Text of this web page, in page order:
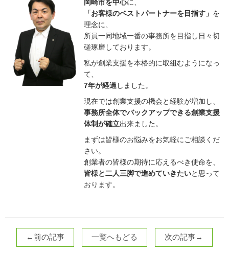
岡崎市を中心に、
「お客様のベストパートナーを目指す」 を
理念に、
所員一同地域一番の事務所を目指し日々切
磋琢磨しております。
私が創業支援を本格的に取組むようになっ
て、
7年が経過 しました。
現在では創業支援の機会と経験が増加し、
事務所全体でバックアップできる創業支援
体制が確立出来ました。
まずは皆様のお悩みをお気軽にご相談くだ
さい。
創業者の皆様の期待に応えるべき使命を、
皆様と二人三脚で進めていきたいと思って
おります。
←前の記事 一覧へもどる 次の記事→